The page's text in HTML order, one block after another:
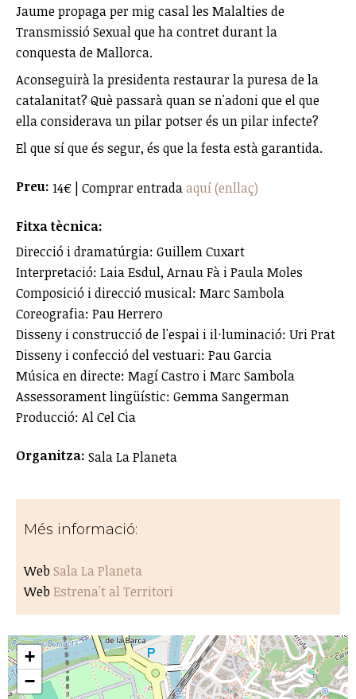
Jaume propaga per mig casal les Malalties de
Transmissió Sexual que ha contret durant la
conquesta de Mallorca.
Aconseguirà la presidenta restaurar la puresa de la
catalanitat? Què passarà quan se n'adoni que el que
ella considerava un pilar potser és un pilar infecte?
El que sí que és segur, és que la festa està garantida.
Preu: 14€ | Comprar entradaaquí (enllaç)
Fitxa tècnica:
Direcció i dramatúrgia: Guillem Cuxart
Interpretació: Laia Esdul, Arnau Fà i Paula Moles
Composició i direcció musical: Marc Sambola
Coreografia: Pau Herrero
Disseny i construcció de l'espai i il·luminació: Uri Prat
Disseny i confecció del vestuari: Pau Garcia
Música en directe: Magí Castro i Marc Sambola
Assessorament lingüístic: Gemma Sangerman
Producció: Al Cel Cia
Organitza: Sala La Planeta
Més informació:
Web Sala La Planeta
WebEstrena't al Territori
+
−